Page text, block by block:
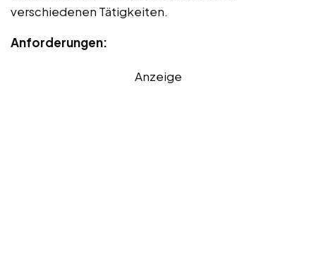
verschiedenen Tätigkeiten.
Anforderungen:
Anzeige